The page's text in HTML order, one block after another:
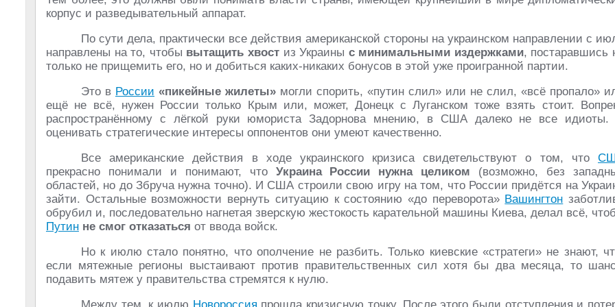
корпус и разведывательный аппарат.
По сути дела, практически все действия американской стороны на украинском направлении с
направлены на то, чтобы вытащить хвостиз Украины с минимальными издержками, постаравшись
только не прищемить его, но и добиться каких-никаких бонусов в этой уже проигранной партии.
Это в России «пикейные жилеты» могли спорить, «путин слил» или не слил, «всё пропало»
ещё не всё, нужен России только Крым или, может, Донецк с Луганском тоже взять стоит.
распространённому с лёгкой руки юмориста Задорнова мнению, в США далеко не все
оценивать стратегические интересы оппонентов они умеют качественно.
Все американские действия в ходе украинского кризиса свидетельствуют о том, что
прекрасно понимали и понимают, что Украина России нужна целиком (возможно, без
областей, но до Збруча нужна точно). И США строили свою игру на том, что России придётся на
зайти. Остальные возможности вернуть ситуацию к состоянию «до переворота» Вашингтон
обрубил и, последовательно нагнетая зверскую жестокость карательной машины Киева, делал всё,
Путин не смог отказаться от ввода войск.
Но к июлю стало понятно, что ополчение не разбить. Только киевские «стратеги» не знают,
если мятежные регионы выстаивают против правительственных сил хотя бы два месяца, то
подавить мятеж у правительства стремятся к нулю.